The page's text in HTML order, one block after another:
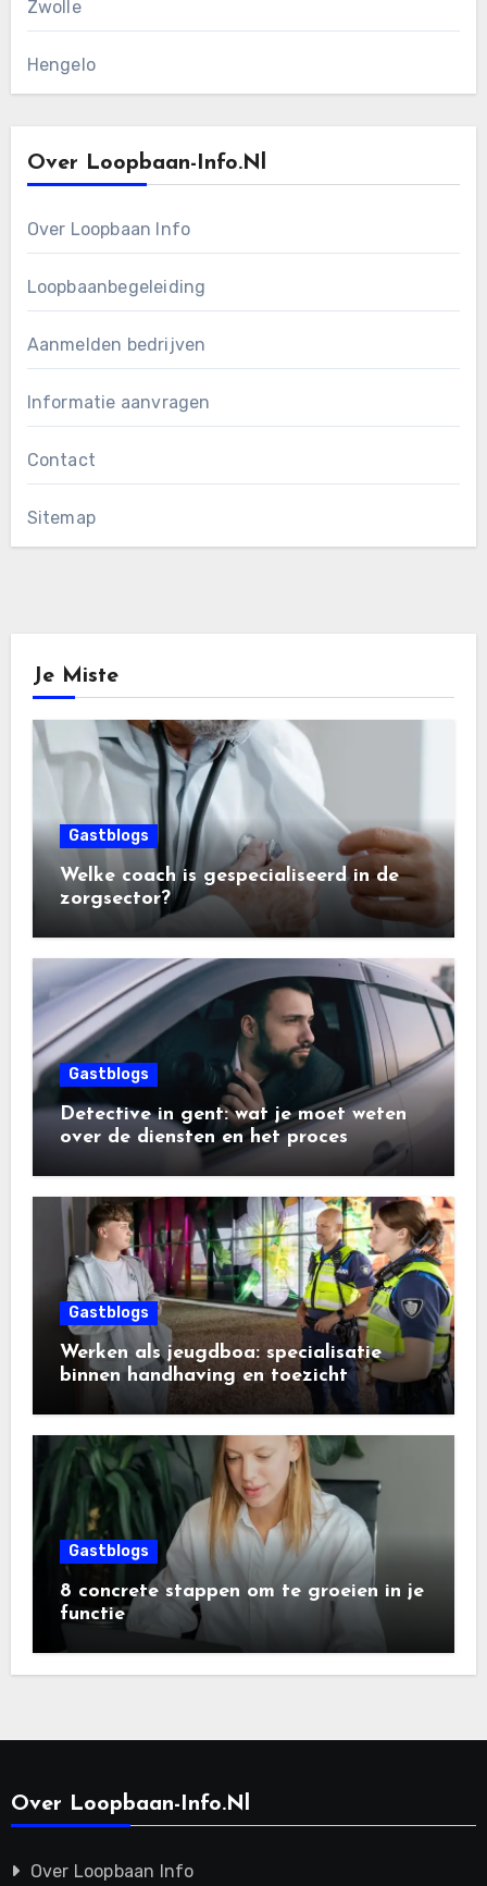
Zwolle
Hengelo
Over Loopbaan-Info.nl
Over Loopbaan Info
Loopbaanbegeleiding
Aanmelden bedrijven
Informatie aanvragen
Contact
Sitemap
Je Miste
Gastblogs
Welke coach is gespecialiseerd in de
zorgsector?
Gastblogs
Detective in gent: wat je moet weten
over de diensten en het proces
Gastblogs
Werken als jeugdboa: specialisatie
binnen handhaving en toezicht
Gastblogs
8 concrete stappen om te groeien in je
functie
Over Loopbaan-Info.nl
Over Loopbaan Info